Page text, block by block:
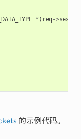
* ) req->
的示例代码。